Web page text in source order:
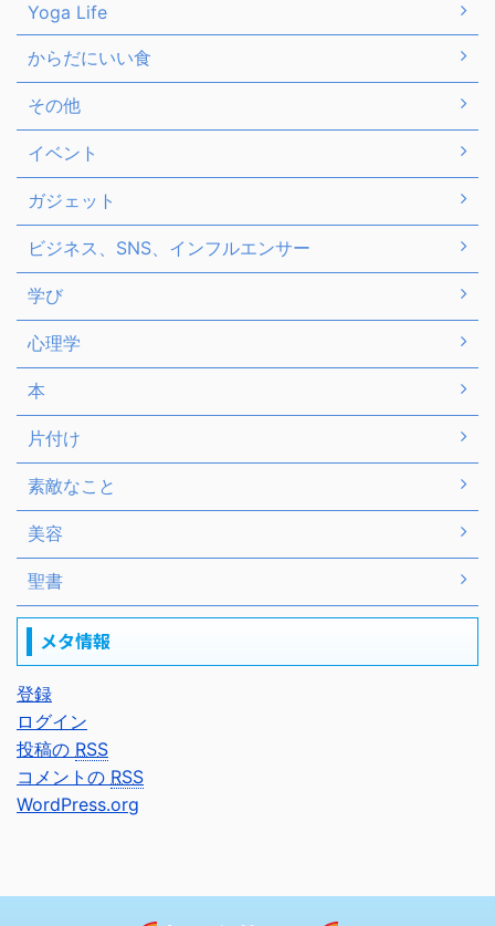
Yoga Life
からだにいい食
その他
イベント
ガジェット
ビジネス、SNS、インフルエンサー
学び
心理学
本
片付け
素敵なこと
美容
聖書
メタ情報
登録
ログイン
投稿の RSS
コメントの RSS
WordPress.org